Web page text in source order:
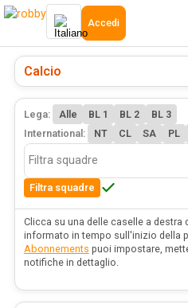
Accedi
Calcio
Lega: Alle BL 1 BL 2
BL 3
International:
NT CL SA PL
Filtra squadre
Clicca su una delle caselle a destra
informato in tempo sull'inizio della
Abonnements puoi impostare,
notifiche in dettaglio.